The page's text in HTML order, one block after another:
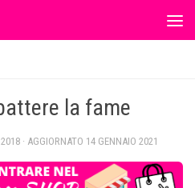
la fame
· AGGIORNATO 14 GENNAIO 2021